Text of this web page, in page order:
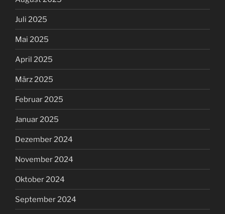
Juli 2025
Mai 2025
April 2025
März 2025
Februar 2025
Januar 2025
Dezember 2024
November 2024
Oktober 2024
September 2024